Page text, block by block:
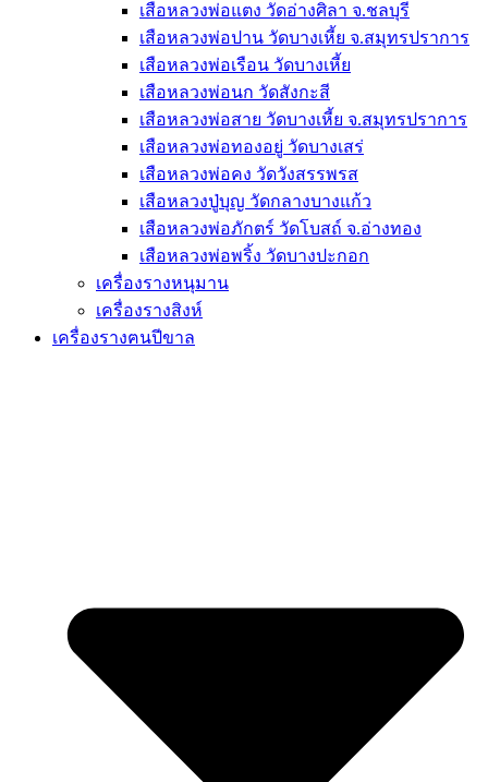
เสือหลวงพ่อแตง วัดอ่างศิลา จ.ชลบุรี
เสือหลวงพ่อปาน วัดบางเหี้ย จ.สมุทรปราการ
เสือหลวงพ่อเรือน วัดบางเหี้ย
เสือหลวงพ่อนก วัดสังกะสี
เสือหลวงพ่อสาย วัดบางเหี้ย จ.สมุทรปราการ
เสือหลวงพ่อทองอยู่ วัดบางเสร่
เสือหลวงพ่อคง วัดวังสรรพรส
เสือหลวงปู่บุญ วัดกลางบางแก้ว
เสือหลวงพ่อภักตร์ วัดโบสถ์ จ.อ่างทอง
เสือหลวงพ่อพริ้ง วัดบางปะกอก
เครื่องรางหนุมาน
เครื่องรางสิงห์
เครื่องรางฅนปีขาล